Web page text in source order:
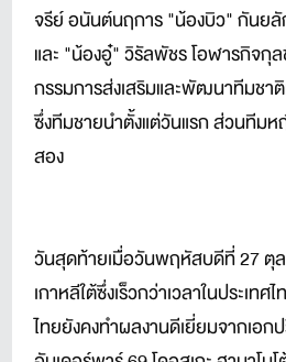
จรีย์ อนันต์นฤการ "น้องบิว" กันย
และ "น้องอู๋" วิรัลพัชร โอฬารกิจกุ
กรรมการส่งเสริมและพัฒนาทีมชา
ซึ่งทีมชายนำตั้งแต่วันแรก ส่วนทีม
สอง
วันสุดท้ายเมื่อวันพฤหัสบดีที่ 27 ตุ
เกาหลีใต้ซึ่งเร็วกว่าเวลาในประเท
ไทยยังคงทำผลงานดีเยี่ยมจากเอ